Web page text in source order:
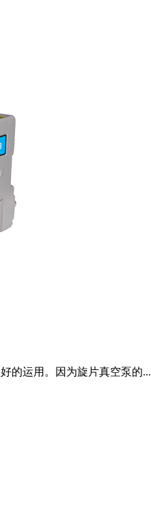
的运用。因为旋片真空泵的...